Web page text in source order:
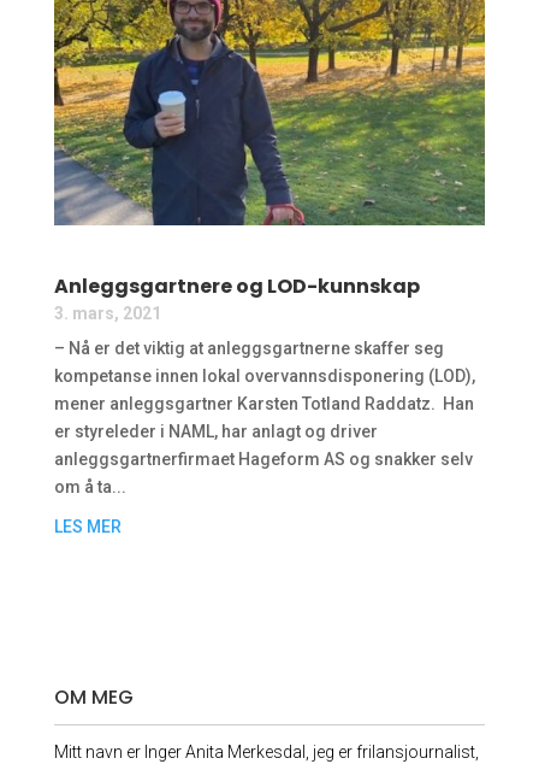
Anleggsgartnere og LOD-kunnskap
3. mars, 2021
– Nå er det viktig at anleggsgartnerne skaffer seg
kompetanse innen lokal overvannsdisponering (LOD),
mener anleggsgartner Karsten Totland Raddatz. Han
er styreleder i NAML, har anlagt og driver
anleggsgartnerfirmaet Hageform AS og snakker selv
om å ta...
LES MER
OM MEG
Mitt navn er Inger Anita Merkesdal, jeg er frilansjournalist,